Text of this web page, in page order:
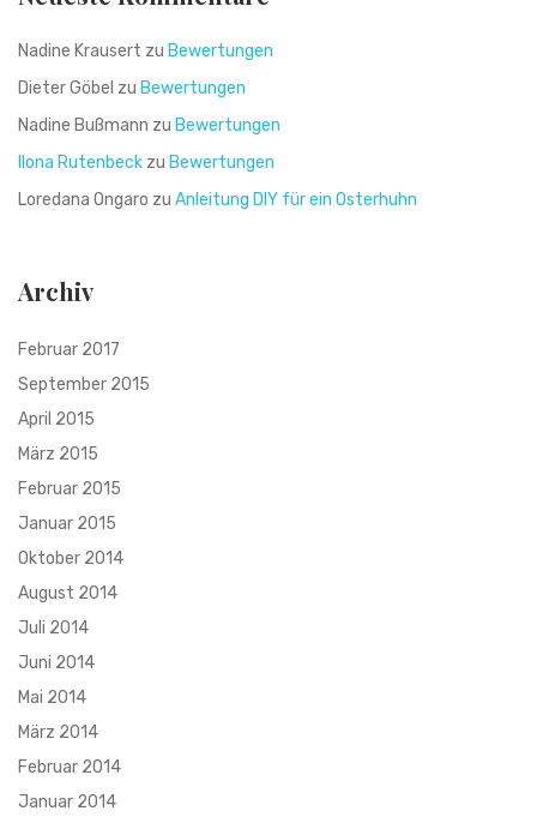
Nadine Krausert zu Bewertungen
Dieter Göbel zu Bewertungen
Nadine Bußmann zu Bewertungen
Ilona Rutenbeck zu Bewertungen
Loredana Ongaro zu Anleitung DIY für ein Osterhuhn
Archiv
Februar 2017
September 2015
April 2015
März 2015
Februar 2015
Januar 2015
Oktober 2014
August 2014
Juli 2014
Juni 2014
Mai 2014
März 2014
Februar 2014
Januar 2014